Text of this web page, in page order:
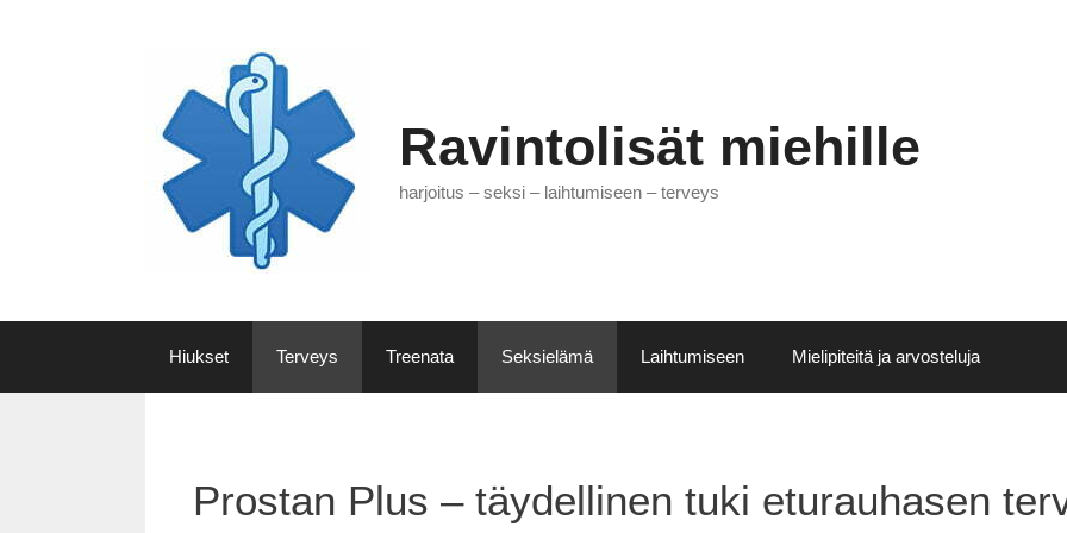
Ravintolisät miehille
harjoitus – seksi – laihtumiseen – terveys
Hiukset Terveys Treenata Seksielämä Laihtumiseen Mielipiteitä ja arvosteluja
Prostan Plus – täydellinen tuki eturauhasen